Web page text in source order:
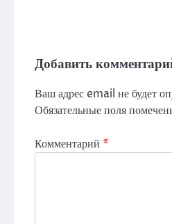
Добавить
Ваш адрес email не будет
Обязательные поля
Комментарий *